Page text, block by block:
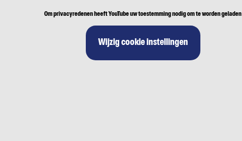
Om privacyredenen heeft YouTube uw toestemming nodig om te worden geladen
Wijzig cookie instellingen